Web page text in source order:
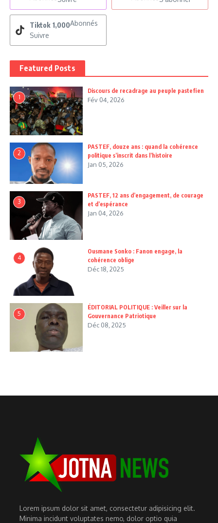
Tiktok 1,000Abonnés
Suivre
Featured Posts
1
Discours de recadrage au peuple pastefien
Fév 04, 2026
2
PASTEF, douze ans : quand la cohérence
politique s’inscrit dans l’histoire
Jan 05, 2026
3
PASTEF, 12 ans d’engagement, de courage
et d’espérance
Jan 04, 2026
4
Ousmane Sonko : Fanon engage, la
cohérence oblige
Déc 18, 2025
5
ÉDITORIAL POLITIQUE : Veiller sur la
Gouvernance Patriotique
Déc 08, 2025
Lorem ipsum dolor sit amet, consectetur adipisicing elit.
Minima incidunt voluptates nemo, dolor optio quia